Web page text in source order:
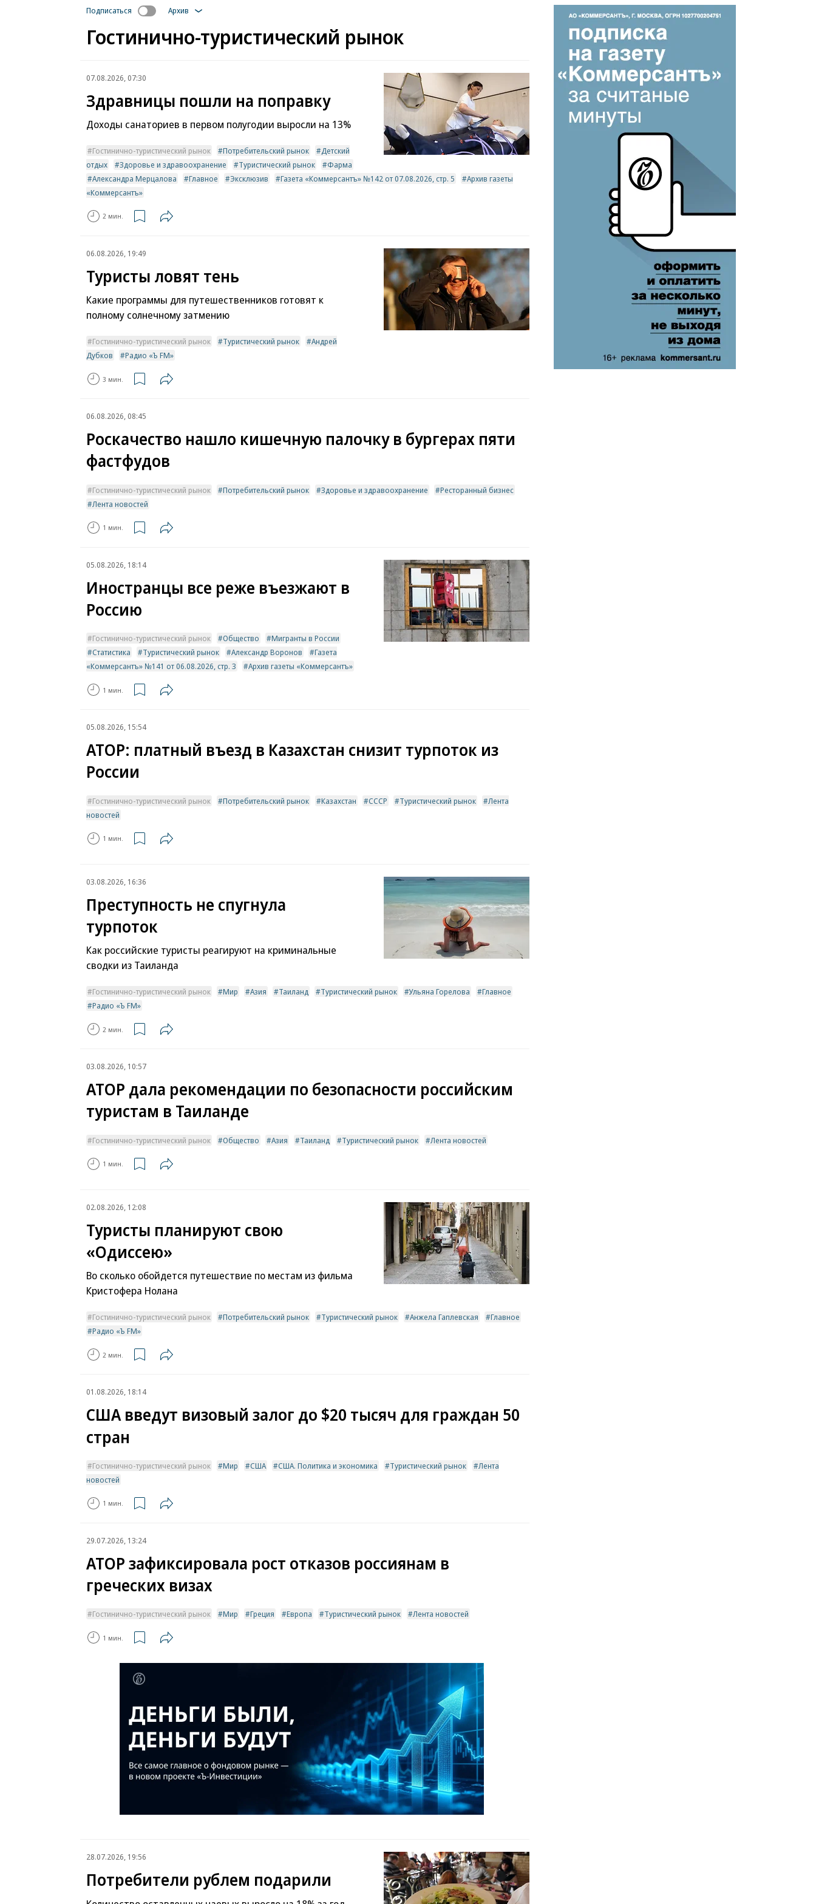
Подписаться Архив
Гостинично-туристический рынок
07.08.2026, 07:30
Здравницы пошли на поправку
Доходы санаториев в первом полугодии выросли на 13%
Гостинично-туристический рынок Потребительский рынок
Детский
отдых
Здоровье и здравоохранение Туристический рынок
Фарма
Александра Мерцалова
Главное Эксклюзив Газета «Коммерсантъ» №142 от 07.08.2026, стр. 5
Архив газеты
«Коммерсантъ»
2 мин.
06.08.2026, 19:49
Туристы ловят тень
Какие программы для путешественников готовят к
полному солнечному затмению
Гостинично-туристический рынок Туристический рынок
Андрей
Дубков
Радио «Ъ FM»
3 мин.
06.08.2026, 08:45
Роскачество нашло кишечную палочку в бургерах пяти
фастфудов
Гостинично-туристический рынок Потребительский рынок Здоровье и здравоохранение
Ресторанный бизнес
Лента новостей
1 мин.
05.08.2026, 18:14
Иностранцы все реже въезжают в
Россию
Гостинично-туристический рынок Общество
Мигранты в России
Статистика
Туристический рынок Александр Воронов
Газета
«Коммерсантъ» №141 от 06.08.2026, стр. 3
Архив газеты «Коммерсантъ»
1 мин.
05.08.2026, 15:54
АТОР: платный въезд в Казахстан снизит турпоток из
России
Гостинично-туристический рынок Потребительский рынок Казахстан СССР Туристический рынок
Лента
новостей
1 мин.
03.08.2026, 16:36
Преступность не спугнула
турпоток
Как российские туристы реагируют на криминальные
сводки из Таиланда
Гостинично-туристический рынок Мир Азия Таиланд Туристический рынок Ульяна Горелова
Главное
Радио «Ъ FM»
2 мин.
03.08.2026, 10:57
АТОР дала рекомендации по безопасности российским
туристам в Таиланде
Гостинично-туристический рынок Общество Азия Таиланд Туристический рынок Лента новостей
1 мин.
02.08.2026, 12:08
Туристы планируют свою
«Одиссею»
Во сколько обойдется путешествие по местам из фильма
Кристофера Нолана
Гостинично-туристический рынок Потребительский рынок Туристический рынок Анжела Гаплевская
Главное
Радио «Ъ FM»
2 мин.
01.08.2026, 18:14
США введут визовый залог до $20 тысяч для граждан 50
стран
Гостинично-туристический рынок Мир США США. Политика и экономика Туристический рынок
Лента
новостей
1 мин.
29.07.2026, 13:24
АТОР зафиксировала рост отказов россиянам в
греческих визах
Гостинично-туристический рынок Мир Греция Европа Туристический рынок Лента новостей
1 мин.
28.07.2026, 19:56
Потребители рублем подарили